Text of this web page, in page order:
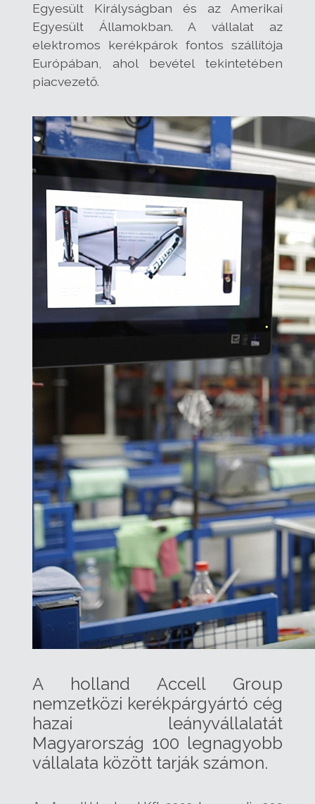
Egyesült Királyságban és az Amerikai
Egyesült Államokban. A vállalat az
elektromos kerékpárok fontos szállítója
Európában, ahol bevétel tekintetében
piacvezető.
A holland Accell Group
nemzetközi kerékpárgyártó cég
hazai leányvállalatát
Magyarország 100 legnagyobb
vállalata között tarják számon.